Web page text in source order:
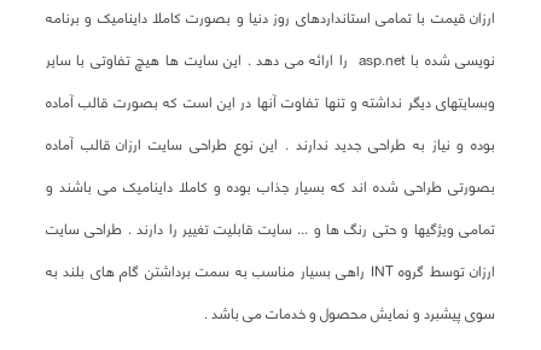
ارزان قیمت با تمامی استانداردهای روز دنیا و بصورت کاملا داینامیک و برنامه
نویسی شده با asp.net را ارائه می دهد . این سایت ها هیچ تفاوتی با سایر
وبسایتهای دیگر نداشته و تنها تفاوت آنها در این است که بصورت قالب آماده
بوده و نیاز به طراحی جدید ندارند . این نوع طراحی سایت ارزان قالب آماده
بصورتی طراحی شده اند که بسیار جذاب بوده و کاملا داینامیک می باشند و
تمامی ویژگیها و حتی رنگ ها و ... سایت قابلیت تغییر را دارند . طراحی سایت
ارزان توسط گروه INT راهی بسیار مناسب به سمت برداشتن گام های بلند به
سوی پیشبرد و نمایش محصول و خدمات می باشد .